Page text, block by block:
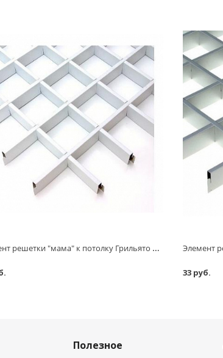
Элемент решетки "мама" к потолку Грильято белый, L=600 мм, h=40 мм, 100х100 мм, 0,32 мм
33 руб.
Полезное